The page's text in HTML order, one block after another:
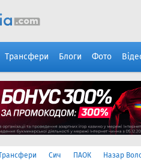
Трансфери Блоги Фото
Сич ПАОК Назар